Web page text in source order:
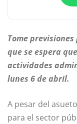
Tome
que se espera
actividades
lunes 6 de abril.
A pesar del
para el sector